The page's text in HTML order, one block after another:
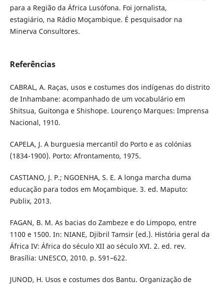
para a Região da África Lusófona. Foi jornalista,
estagiário, na Rádio Moçambique. É pesquisador na
Minerva Consultores.
Referências
CABRAL, A. Raças, usos e costumes dos indígenas do distrito
de Inhambane: acompanhado de um vocabulário em
Shitsua, Guitonga e Shishope. Lourenço Marques: Imprensa
Nacional, 1910.
CAPELA, J. A burguesia mercantil do Porto e as colónias
(1834-1900). Porto: Afrontamento, 1975.
CASTIANO, J. P.; NGOENHA, S. E. A longa marcha duma
educação para todos em Moçambique. 3. ed. Maputo:
Publix, 2013.
FAGAN, B. M. As bacias do Zambeze e do Limpopo, entre
1100 e 1500. In: NIANE, Djibril Tamsir (ed.). História geral da
África IV: África do século XII ao século XVI. 2. ed. rev.
Brasília: UNESCO, 2010. p. 591–622.
JUNOD, H. Usos e costumes dos Bantu. Organização de